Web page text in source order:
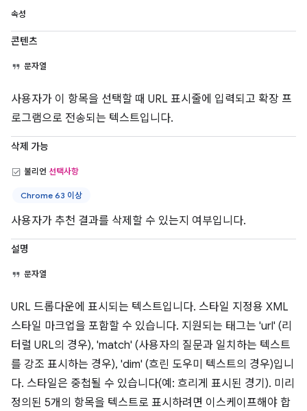
속성
콘텐츠
문자열
사용자가 이 항목을 선택할 때 URL 표시줄에 입력되고 확장 프
로그램으로 전송되는 텍스트입니다.
삭제 가능
불리언 선택사항
Chrome 63 이상
사용자가 추천 결과를 삭제할 수 있는지 여부입니다.
설명
문자열
URL 드롭다운에 표시되는 텍스트입니다. 스타일 지정용 XML
스타일 마크업을 포함할 수 있습니다. 지원되는 태그는 'url' (리
터럴 URL의 경우), 'match' (사용자의 질문과 일치하는 텍스트
를 강조 표시하는 경우), 'dim' (흐린 도우미 텍스트의 경우)입니
다. 스타일은 중첩될 수 있습니다(예: 흐리게 표시된 경기). 미리
정의된 5개의 항목을 텍스트로 표시하려면 이스케이프해야 합